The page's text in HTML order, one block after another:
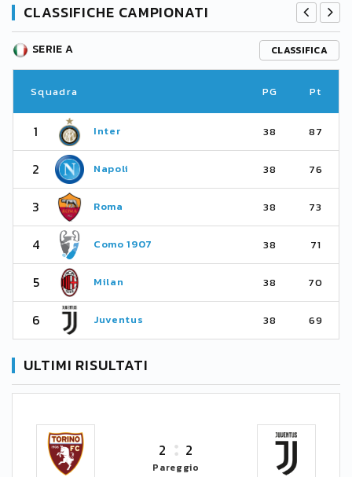
CLASSIFICHE CAMPIONATI
SERIE A CLASSIFICA
Squadra PG Pt
1 Inter 38 87
2 Napoli 38 76
3 Roma 38 73
4 Como 1907 38 71
5 Milan 38 70
6 Juventus 38 69
ULTIMI RISULTATI
2 2
Pareggio